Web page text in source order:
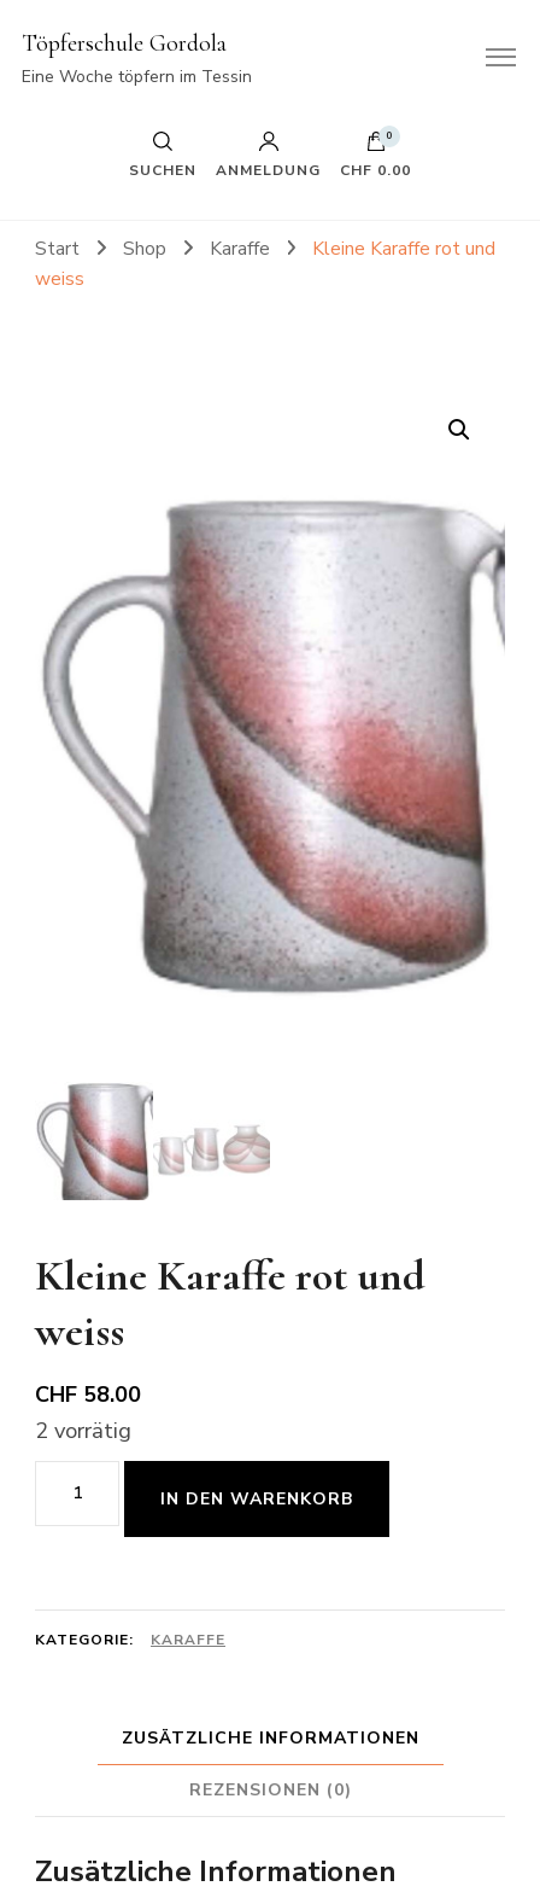
Töpferschule Gordola
Eine Woche töpfern im Tessin
SUCHEN ANMELDUNG
0
CHF 0.00
Start Shop Karaffe
Kleine Karaffe rot und
weiss
Kleine Karaffe rot und
weiss
CHF 58.00
2 vorrätig
Kleine
Karaffe
weiss
IN DEN WARENKORB
KATEGORIE: KARAFFE
ZUSÄTZLICHE INFORMATIONEN
REZENSIONEN (0)
Zusätzliche Informationen